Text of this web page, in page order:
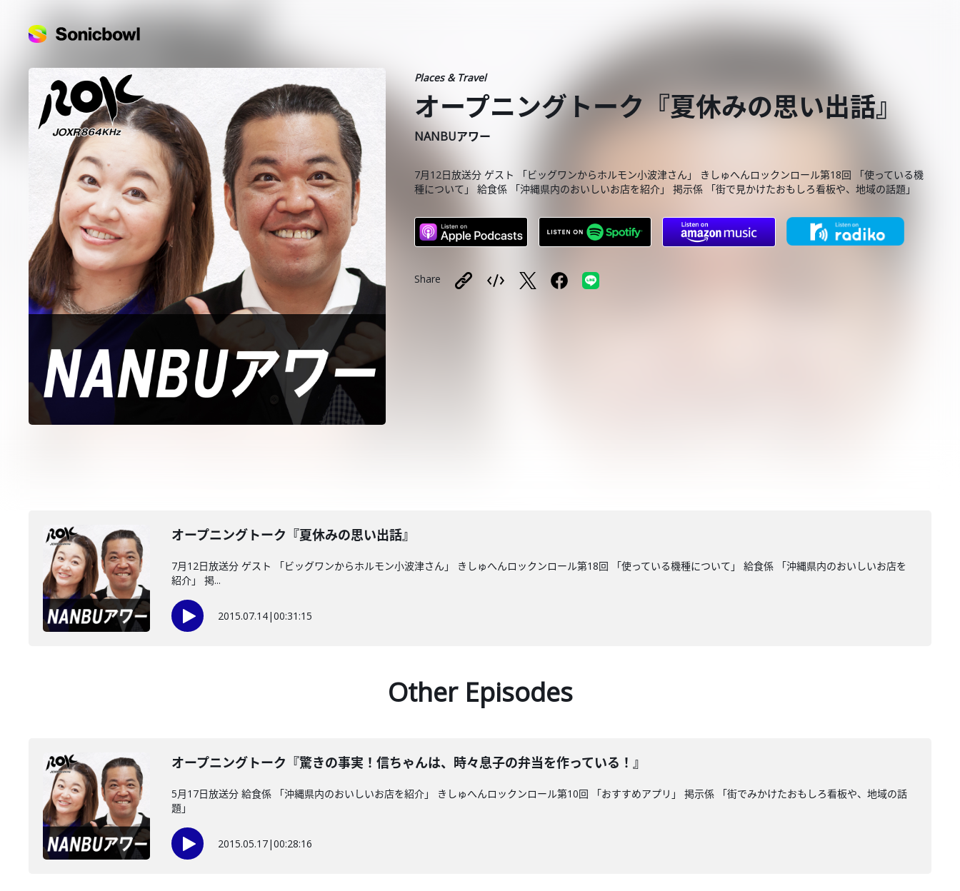
Places & Travel
オープニングトーク『夏休みの思い出話』
NANBUアワー
7月12日放送分 ゲスト 「ビッグワンからホルモン小波津さん」 きしゅへんロックンロール第18回 「使っている機
種について」 給食係 「沖縄県内のおいしいお店を紹介」 掲示係 「街で見かけたおもしろ看板や、地域の話題」
Share
オープニングトーク『夏休みの思い出話』
7月12日放送分 ゲスト 「ビッグワンからホルモン小波津さん」 きしゅへんロックンロール第18回 「使っている機種について」 給食係 「沖縄県内のおいしいお店を
紹介」 掲...
2015.07.14|00:31:15
Other Episodes
オープニングトーク『驚きの事実！信ちゃんは、時々息子の弁当を作っている！』
5月17日放送分 給食係 「沖縄県内のおいしいお店を紹介」 きしゅへんロックンロール第10回 「おすすめアプリ」 掲示係 「街でみかけたおもしろ看板や、地域の話
題」
2015.05.17|00:28:16